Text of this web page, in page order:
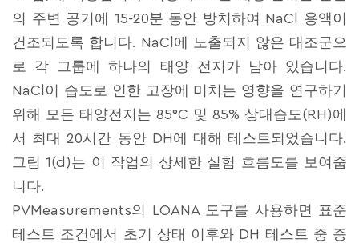
의 주변 공기에 15-20분 동안 방치하여 NaCl 용액이
건조되도록 합니다. NaCl에 노출되지 않은 대조군으
로 각 그룹에 하나의 태양 전지가 남아 있습니다.
NaCl이 습도로 인한 고장에 미치는 영향을 연구하기
위해 모든 태양전지는 85°C 및 85% 상대습도(RH)에
서 최대 20시간 동안 DH에 대해 테스트되었습니다.
그림 1(d)는 이 작업의 상세한 실험 흐름도를 보여줍
니다.
PVMeasurements의 LOANA 도구를 사용하면 표준
테스트 조건에서 초기 상태 이후와 DH 테스트 중 증